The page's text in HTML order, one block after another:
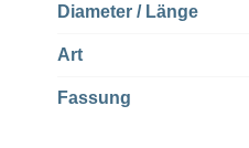
Diameter / Länge
Art
Fassung